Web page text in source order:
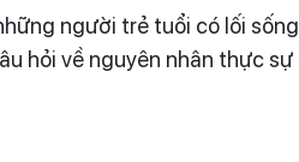
người trẻ tuổi có lối
hỏi về nguyên nhân thực sự